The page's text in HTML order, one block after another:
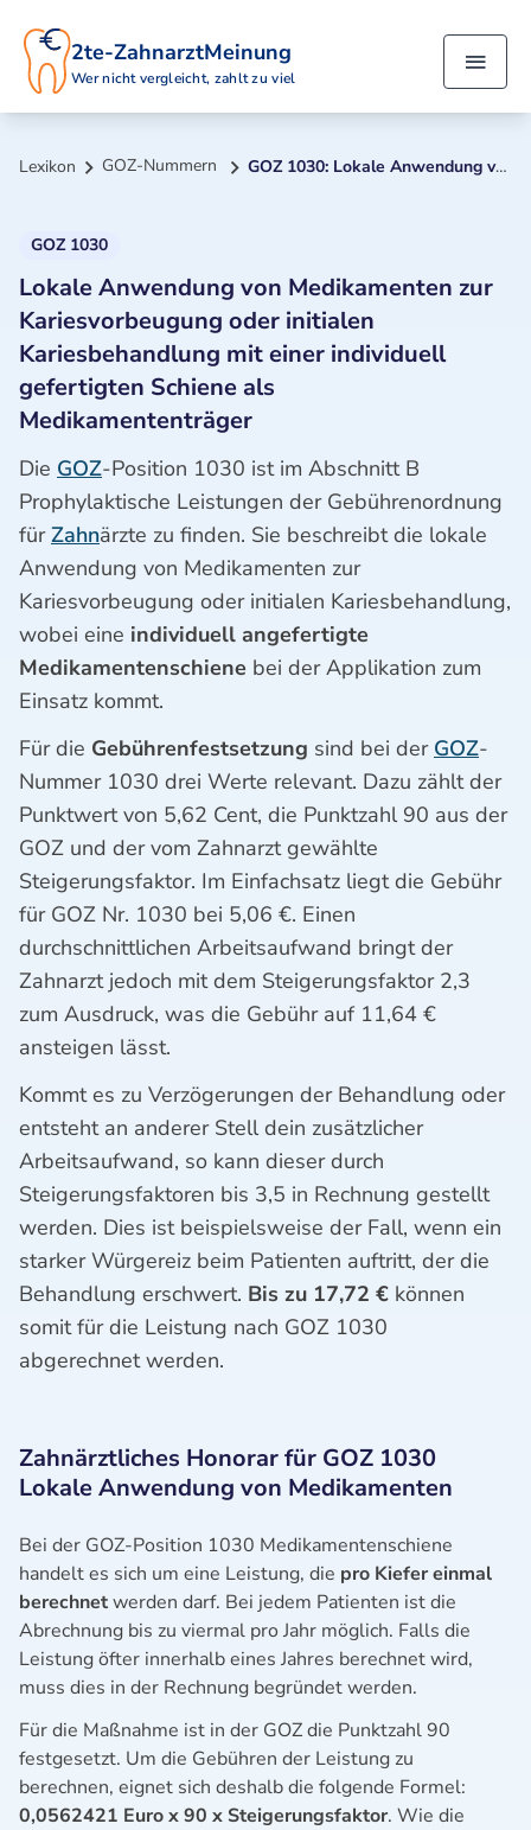
2te-ZahnarztMeinung
Wer nicht vergleicht, zahlt zu viel
Lexikon GOZ-Nummern GOZ 1030: Lokale Anwendung von Medikamenten zur Kariesvorbeugung oder initialen Kariesbehandlung mit einer individuell gefertigten Schiene als Medikamententräger
GOZ 1030
Lokale Anwendung von Medikamenten zur
Kariesvorbeugung oder initialen
Kariesbehandlung mit einer individuell
gefertigten Schiene als
Medikamententräger
Die GOZ-Position 1030 ist im Abschnitt B
Prophylaktische Leistungen der Gebührenordnung
fürZahnärzte zu finden. Sie beschreibt die lokale
Anwendung von Medikamenten zur
Kariesvorbeugung oder initialen Kariesbehandlung,
wobei eine individuell angefertigte
Medikamentenschiene bei der Applikation zum
Einsatz kommt.
Für die Gebührenfestsetzung sind bei der GOZ-
Nummer 1030 drei Werte relevant. Dazu zählt der
Punktwert von 5,62 Cent, die Punktzahl 90 aus der
GOZ und der vom Zahnarzt gewählte
Steigerungsfaktor. Im Einfachsatz liegt die Gebühr
für GOZ Nr. 1030 bei 5,06 €. Einen
durchschnittlichen Arbeitsaufwand bringt der
Zahnarzt jedoch mit dem Steigerungsfaktor 2,3
zum Ausdruck, was die Gebühr auf 11,64 €
ansteigen lässt.
Kommt es zu Verzögerungen der Behandlung oder
entsteht an anderer Stell dein zusätzlicher
Arbeitsaufwand, so kann dieser durch
Steigerungsfaktoren bis 3,5 in Rechnung gestellt
werden. Dies ist beispielsweise der Fall, wenn ein
starker Würgereiz beim Patienten auftritt, der die
Behandlung erschwert. Bis zu 17,72 € können
somit für die Leistung nach GOZ 1030
abgerechnet werden.
Zahnärztliches Honorar für GOZ 1030
Lokale Anwendung von Medikamenten
Bei der GOZ-Position 1030 Medikamentenschiene
handelt es sich um eine Leistung, die pro Kiefer einmal
berechnetwerden darf. Bei jedem Patienten ist die
Abrechnung bis zu viermal pro Jahr möglich. Falls die
Leistung öfter innerhalb eines Jahres berechnet wird,
muss dies in der Rechnung begründet werden.
Für die Maßnahme ist in der GOZ die Punktzahl 90
festgesetzt. Um die Gebühren der Leistung zu
berechnen, eignet sich deshalb die folgende Formel:
0,0562421 Euro x 90 x Steigerungsfaktor. Wie die